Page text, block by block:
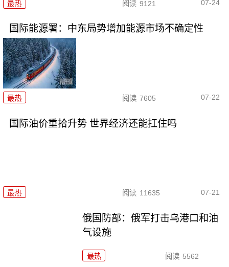
最热 阅读 9121 07-24
国际能源署：中东局势增加能源市场不确定性
最热 阅读 7605 07-22
国际油价重拾升势 世界经济还能扛住吗
最热 阅读 11635 07-21
俄国防部：俄军打击乌港口和油
气设施
最热 阅读 5562